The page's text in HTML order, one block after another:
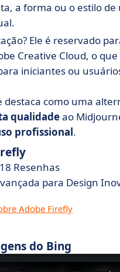
a forma ou o estilo de
Ele é reservado
Creative Cloud, o
iniciantes ou
destaca como uma
qualidadeao
profissional.
Resenhas
para Design
Adobe Firefly
do Bing